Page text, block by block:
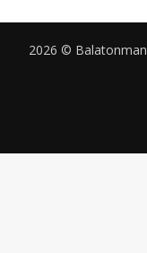
2026 ©